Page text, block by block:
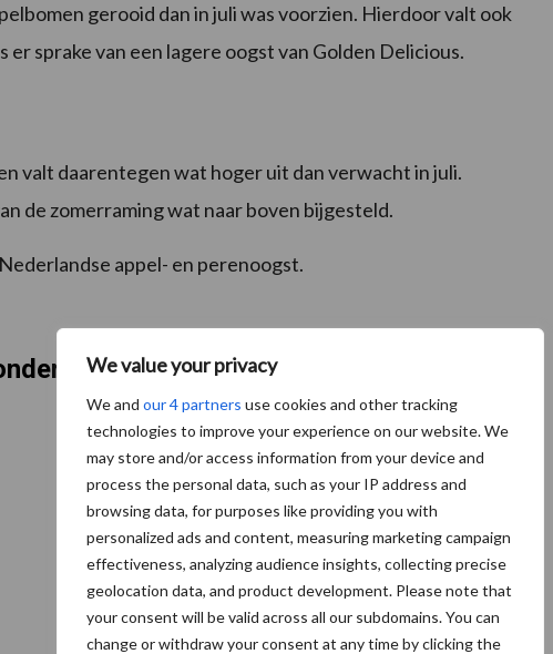
We value your privacy
We and our 4 partners use cookies and other tracking
technologies to improve your experience on our website. We
may store and/or access information from your device and
process the personal data, such as your IP address and
browsing data, for purposes like providing you with
personalized ads and content, measuring marketing campaign
effectiveness, analyzing audience insights, collecting precise
geolocation data, and product development. Please note that
your consent will be valid across all our subdomains. You can
change or withdraw your consent at any time by clicking the
gerooid dan in juli was voorzien. Hierdoor valt ook
er sprake van een lagere oogst van Golden Delicious.
valt daarentegen wat hoger uit dan verwacht in juli.
de zomerraming wat naar boven bijgesteld.
appel- en perenoogst.